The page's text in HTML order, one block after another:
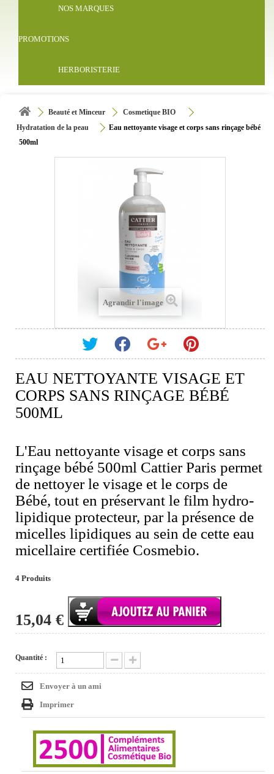
NOS MARQUES
PROMOTIONS
HERBORISTERIE
Beauté et Minceur
Cosmetique BIO
Hydratation de la peau
Eau nettoyante visage et corps sans rinçage bébé
500ml
Agrandir l'image
EAU NETTOYANTE VISAGE ET
CORPS SANS RINÇAGE BÉBÉ
500ML
L'Eau nettoyante visage et corps sans
rinçage bébé 500ml Cattier Paris permet
de nettoyer le visage et le corps de
Bébé, tout en préservant le film hydro-
lipidique protecteur, par la présence de
micelles lipidiques au sein de cette eau
micellaire certifiée Cosmebio.
4 Produits
15,04 €
Quantité :
Envoyer à un ami
Imprimer